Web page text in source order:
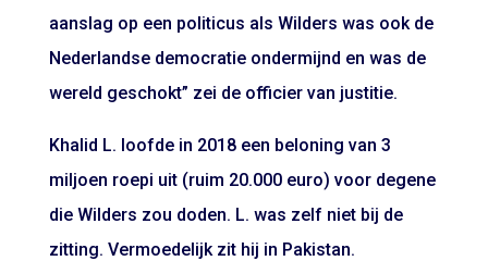
aanslag op een politicus als Wilders was ook de
Nederlandse democratie ondermijnd en was de
wereld geschokt” zei de officier van justitie.
Khalid L. loofde in 2018 een beloning van 3
miljoen roepi uit (ruim 20.000 euro) voor degene
die Wilders zou doden. L. was zelf niet bij de
zitting. Vermoedelijk zit hij in Pakistan.